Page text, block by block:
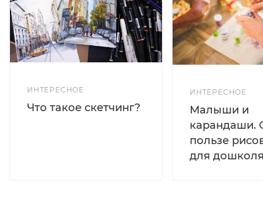
ИНТЕРЕСНОЕ
Что такое скетчинг?
ИНТЕРЕСНОЕ
Малыши и
карандаши.
пользе
для